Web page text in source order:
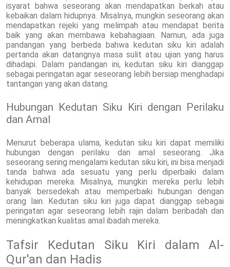
isyarat bahwa seseorang akan mendapatkan berkah atau
kebaikan dalam hidupnya. Misalnya, mungkin seseorang akan
mendapatkan rejeki yang melimpah atau mendapat berita
baik yang akan membawa kebahagiaan. Namun, ada juga
pandangan yang berbeda bahwa kedutan siku kiri adalah
pertanda akan datangnya masa sulit atau ujian yang harus
dihadapi. Dalam pandangan ini, kedutan siku kiri dianggap
sebagai peringatan agar seseorang lebih bersiap menghadapi
tantangan yang akan datang.
Hubungan Kedutan Siku Kiri dengan Perilaku
dan Amal
Menurut beberapa ulama, kedutan siku kiri dapat memiliki
hubungan dengan perilaku dan amal seseorang. Jika
seseorang sering mengalami kedutan siku kiri, ini bisa menjadi
tanda bahwa ada sesuatu yang perlu diperbaiki dalam
kehidupan mereka. Misalnya, mungkin mereka perlu lebih
banyak bersedekah atau memperbaiki hubungan dengan
orang lain. Kedutan siku kiri juga dapat dianggap sebagai
peringatan agar seseorang lebih rajin dalam beribadah dan
meningkatkan kualitas amal ibadah mereka.
Tafsir Kedutan Siku Kiri dalam Al-
Qur'an dan Hadis